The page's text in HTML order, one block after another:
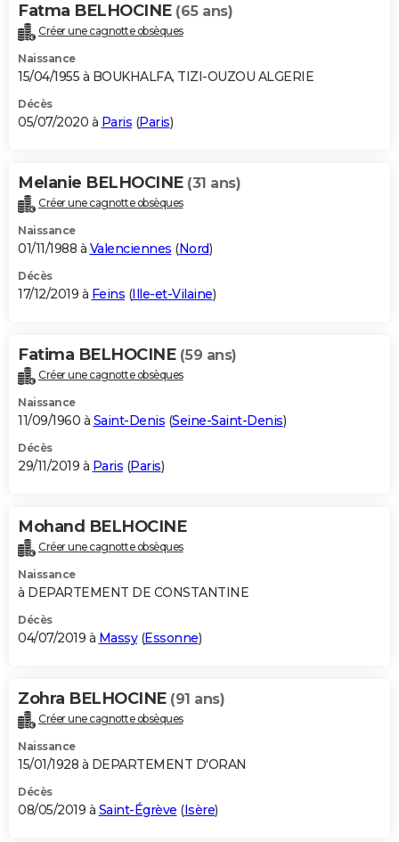
Fatma BELHOCINE (65 ans)
Créer une cagnotte obsèques
Naissance
15/04/1955 à BOUKHALFA, TIZI-OUZOU ALGERIE
Décès
05/07/2020 à Paris (Paris)
Melanie BELHOCINE (31 ans)
Créer une cagnotte obsèques
Naissance
01/11/1988 à Valenciennes (Nord)
Décès
17/12/2019 à Feins (Ille-et-Vilaine)
Fatima BELHOCINE (59 ans)
Créer une cagnotte obsèques
Naissance
11/09/1960 à Saint-Denis (Seine-Saint-Denis)
Décès
29/11/2019 à Paris (Paris)
Mohand BELHOCINE
Créer une cagnotte obsèques
Naissance
à DEPARTEMENT DE CONSTANTINE
Décès
04/07/2019 à Massy(Essonne)
Zohra BELHOCINE (91 ans)
Créer une cagnotte obsèques
Naissance
15/01/1928 à DEPARTEMENT D'ORAN
Décès
08/05/2019 à Saint-Égrève (Isère)